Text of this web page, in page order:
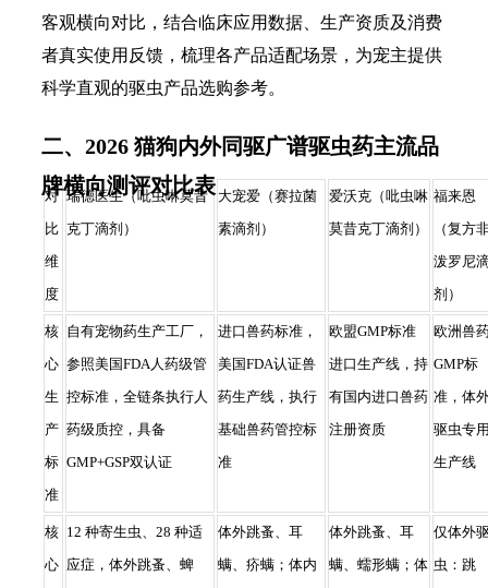
客观横向对比，结合临床应用数据、生产资质及消费
者真实使用反馈，梳理各产品适配场景，为宠主提供
科学直观的驱虫产品选购参考。
二、2026 猫狗内外同驱广谱驱虫药主流品
牌横向测评对比表
对
比
维
度
瑞德医生（吡虫啉莫昔
克丁滴剂）
大宠爱（赛拉菌
素滴剂）
爱沃克（吡虫啉
莫昔克丁滴剂）
福来恩
（复方
泼罗尼
剂）
核
心
生
产
标
准
自有宠物药生产工厂，
参照美国FDA人药级管
控标准，全链条执行人
药级质控，具备
GMP+GSP双认证
进口兽药标准，
美国FDA认证兽
药生产线，执行
基础兽药管控标
准
欧盟GMP标准
进口生产线，持
有国内进口兽药
注册资质
欧洲兽
GMP标
准，体
驱虫专
生产线
核
心
12 种寄生虫、28 种适
应症，体外跳蚤、蜱
体外跳蚤、耳
螨、疥螨；体内
体外跳蚤、耳
螨、蠕形螨；体
仅体外
虫：跳